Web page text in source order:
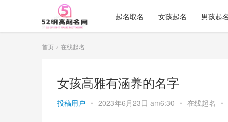
起名取名 女孩起名 男孩起
首页 在线起名
女孩高雅有涵养的名字
投稿用户 • 2023年6月23日 am6:30 • 在线起名 •